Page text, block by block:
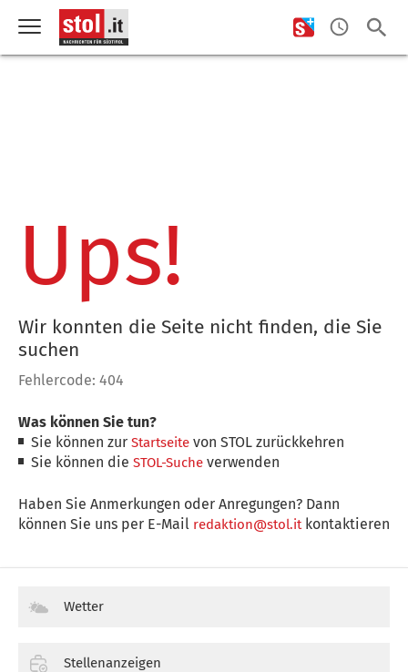
Ups!
Wir konnten die Seite nicht finden, die Sie
suchen
Fehlercode: 404
Was können Sie tun?
Sie können zurStartseite von STOL zurückkehren
Sie können dieSTOL-Suche verwenden
Haben Sie Anmerkungen oder Anregungen? Dann
können Sie uns per E-Mail redaktion@stol.itkontaktieren
Wetter
Stellenanzeigen